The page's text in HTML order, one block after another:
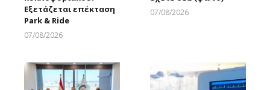
Εξετάζεται επέκταση
Park & Ride
07/08/2026
07/08/2026